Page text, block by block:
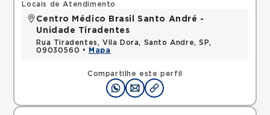
Compartilhe este perfil
Locais de Atendimento
Centro Médico Brasil Santo André -
Unidade Tiradentes
Rua Tiradentes, Vila Dora, Santo Andre, SP,
09030560 •
Mapa